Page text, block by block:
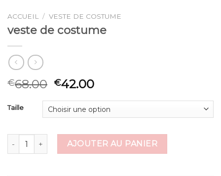
ACCUEIL / VESTE DE COSTUME
veste de costume
€68.00 €42.00
Taille
quantité de veste de costume
AJOUTER AU PANIER